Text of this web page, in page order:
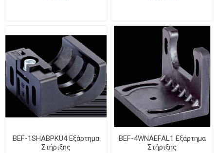
BEF-1SHABPKU4 Εξάρτημα
Στήριξης
BEF-4WNAEFAL1 Εξάρτημα
Στήριξης